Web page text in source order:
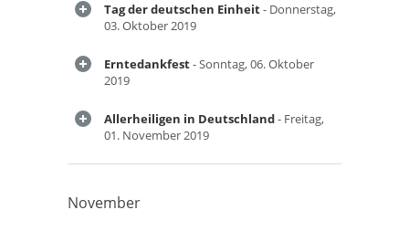
Tag der deutschen Einheit- Donnerstag,
03. Oktober 2019
Erntedankfest- Sonntag, 06. Oktober
2019
Allerheiligen in Deutschland- Freitag,
01. November 2019
November